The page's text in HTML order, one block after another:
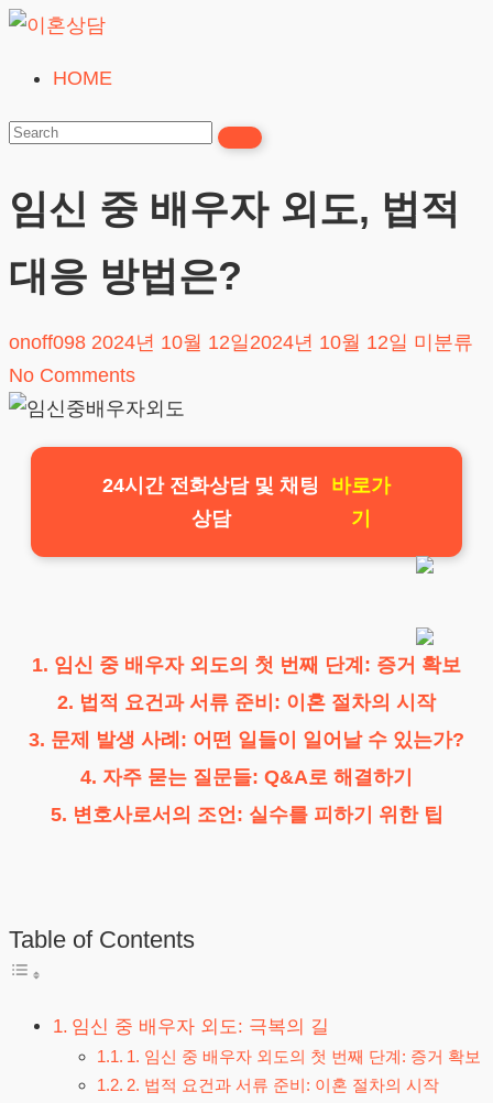
Skip
content
혼
담
24시간365일
HOME
임신 중 배우자 외도, 법적
대응 방법은?
onoff098 2024년 10월 12일 2024년 10월 12일 미분류
No Comments
24시간 전화상담 및 채팅
상담
바로가
기
1. 임신 중 배우자 외도의 첫 번째 단계: 증거 확보
2. 법적 요건과 서류 준비: 이혼 절차의 시작
3. 문제 발생 사례: 어떤 일들이 일어날 수 있는가?
4. 자주 묻는 질문들: Q&A로 해결하기
5. 변호사로서의 조언: 실수를 피하기 위한 팁
Table of Contents
임신 중 배우자 외도: 극복의 길
1. 임신 중 배우자 외도의 첫 번째 단계: 증거 확보
2. 법적 요건과 서류 준비: 이혼 절차의 시작